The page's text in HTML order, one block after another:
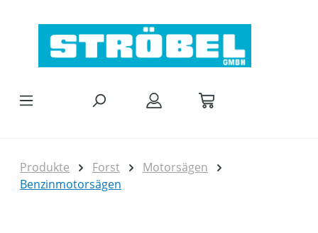
Produkte Forst
Motorsägen
Benzinmotorsägen